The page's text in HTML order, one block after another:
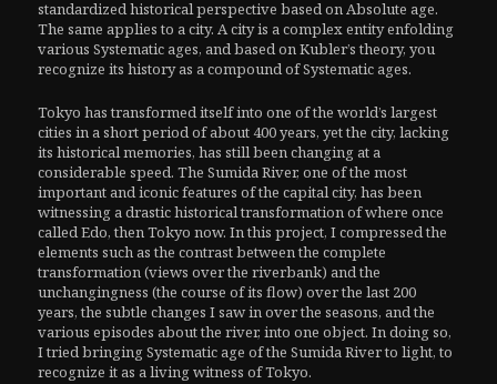
standardized historical perspective based on Absolute age.
The same applies to a city. A city is a complex entity enfolding
various Systematic ages, and based on Kubler’s theory, you
recognize its history as a compound of Systematic ages.
Tokyo has transformed itself into one of the world’s largest
cities in a short period of about 400 years, yet the city, lacking
its historical memories, has still been changing at a
considerable speed. The Sumida River, one of the most
important and iconic features of the capital city, has been
witnessing a drastic historical transformation of where once
called Edo, then Tokyo now. In this project, I compressed the
elements such as the contrast between the complete
transformation (views over the riverbank) and the
unchangingness (the course of its flow) over the last 200
years, the subtle changes I saw in over the seasons, and the
various episodes about the river, into one object. In doing so,
I tried bringing Systematic age of the Sumida River to light, to
recognize it as a living witness of Tokyo.